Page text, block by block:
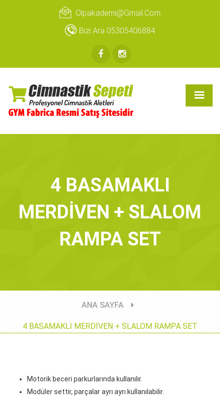
Olpakademi@gmail.com
Bizi Ara 05305406884
4 BASAMAKLI
MERDİVEN + SLALOM
RAMPA SET
ANA SAYFA
4 BASAMAKLI MERDİVEN + SLALOM RAMPA SET
Motorik beceri parkurlarında kullanılır.
Modüler settir, parçalar ayrı ayrı kullanılabilir.